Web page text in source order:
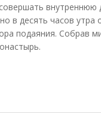
внутреннюю
в десять часов утра
подаяния. Собрав